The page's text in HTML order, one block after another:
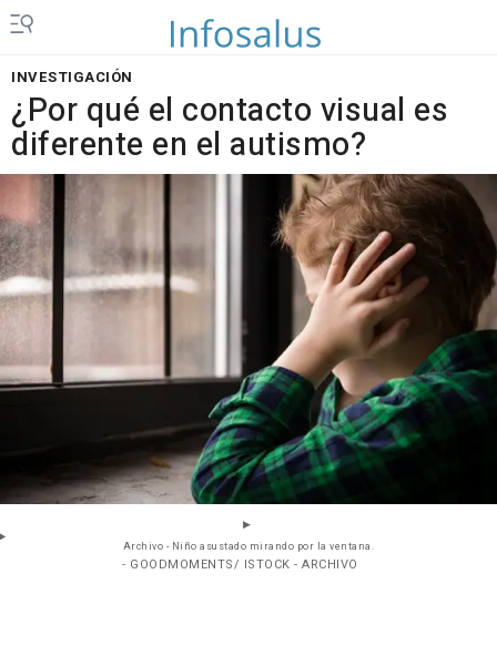
INVESTIGACIÓN
¿Por qué el contacto visual es
diferente en el autismo?
Archivo - Niño asustado mirando por la ventana.
- GOODMOMENTS/ ISTOCK - ARCHIVO